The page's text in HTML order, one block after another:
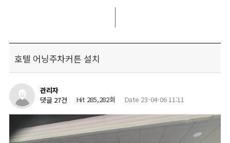
호텔 어닝주차커튼 설치
관리자
댓글 27건
Hit 285,282회 Date 23-04-06 11:11